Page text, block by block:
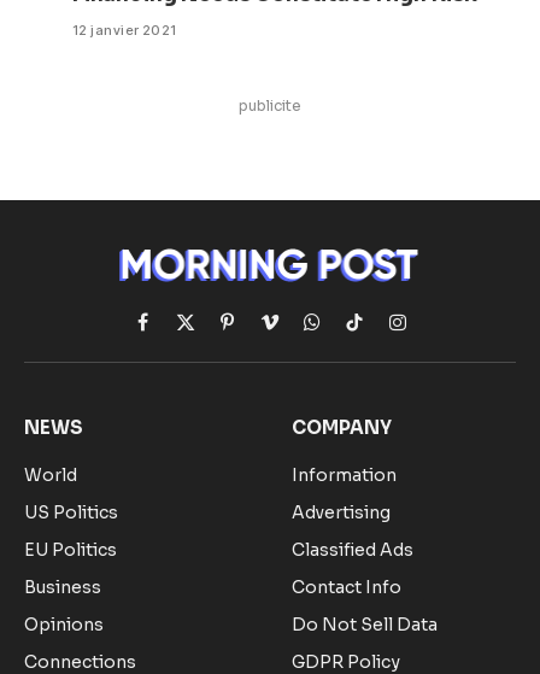
12 janvier 2021
publicite
Facebook
X
(Twitter)
Pinterest
VimeoWhatsApp
TikTokInstagram
NEWS
World
US Politics
EU Politics
Business
Opinions
Connections
COMPANY
Information
Advertising
Classified Ads
Contact Info
Do Not Sell Data
GDPR Policy